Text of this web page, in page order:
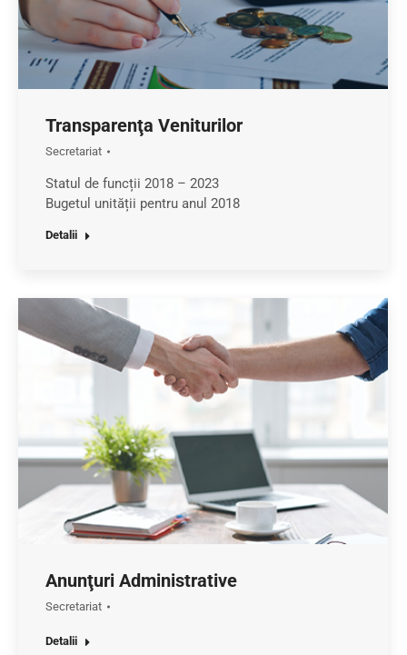
Transparenţa Veniturilor
Secretariat
Statul de funcții 2018 – 2023
Bugetul unității pentru anul 2018
Detalii
Anunţuri Administrative
Secretariat
Detalii